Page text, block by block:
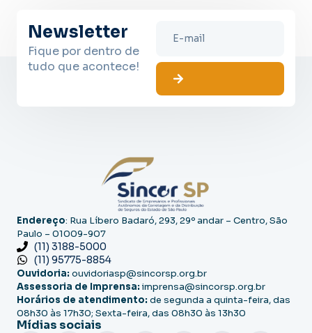
Newsletter
Fique por dentro de
tudo que acontece!
Endereço: Rua Líbero Badaró, 293, 29º andar – Centro, São
Paulo – 01009-907
(11) 3188-5000
(11) 95775-8854
Ouvidoria: ouvidoriasp@sincorsp.org.br
Assessoria de Imprensa: imprensa@sincorsp.org.br
Horários de atendimento: de segunda a quinta-feira, das
08h30 às 17h30; Sexta-feira, das 08h30 às 13h30
Mídias sociais